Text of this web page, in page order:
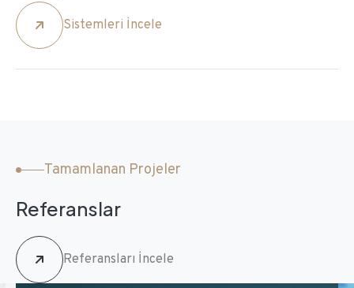
Sistemleri İncele
Tamamlanan Projeler
Referanslar
Referansları İncele